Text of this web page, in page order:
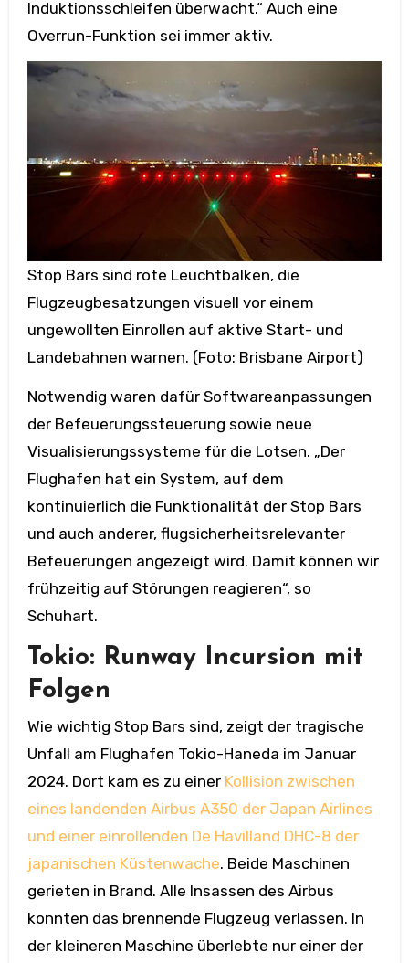
Induktionsschleifen überwacht.“ Auch eine
Overrun-Funktion sei immer aktiv.
Stop Bars sind rote Leuchtbalken, die
Flugzeugbesatzungen visuell vor einem
ungewollten Einrollen auf aktive Start- und
Landebahnen warnen. (Foto: Brisbane Airport)
Notwendig waren dafür Softwareanpassungen
der Befeuerungssteuerung sowie neue
Visualisierungssysteme für die Lotsen. „Der
Flughafen hat ein System, auf dem
kontinuierlich die Funktionalität der Stop Bars
und auch anderer, flugsicherheitsrelevanter
Befeuerungen angezeigt wird. Damit können wir
frühzeitig auf Störungen reagieren“, so
Schuhart.
Tokio: Runway Incursion mit
Folgen
Wie wichtig Stop Bars sind, zeigt der tragische
Unfall am Flughafen Tokio-Haneda im Januar
2024. Dort kam es zu einer Kollision zwischen
eines landenden Airbus A350 der Japan Airlines
und einer einrollenden De Havilland DHC-8 der
japanischen Küstenwache. Beide Maschinen
gerieten in Brand. Alle Insassen des Airbus
konnten das brennende Flugzeug verlassen. In
der kleineren Maschine überlebte nur einer der